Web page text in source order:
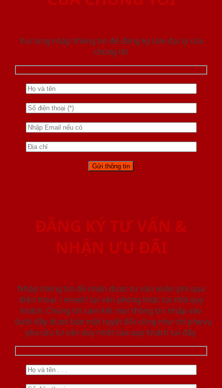
Vui lòng nhập thông tin để đăng ký làm đại lý của
chúng tôi
ĐĂNG KÝ TƯ VẤN &
NHẬN ƯU ĐÃI
Nhập thông tin để nhận được tư vấn miễn phí qua
điện thoại / email/ tại văn phòng hoặc tại nhà quý
khách. Chúng tôi cam kết mọi thông tin nhập vào
dưới đây được bảo mật tuyệt đối cũng như chỉ phục vụ
yêu cầu tư vấn duy nhất của quý khách tại đây.